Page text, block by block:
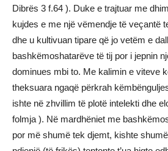
Dibrës 3 f.64 ). Duke e trajtuar me
kujdes e me një vëmendje të veçantë
dhe u kultivuan tipare që jo vetëm e
bashkëmoshatarëve të tij por i jepnin
dominues mbi to. Me kalimin e viteve
theksuara ngaqë përkrah
ishte në zhvillim të plotë intelekti dhe
folmja ). Në mardhëniet me
por më shumë tek djemt, kishte